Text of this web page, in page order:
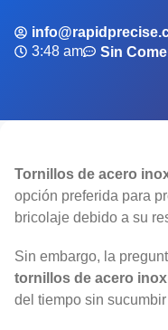
3:48 am
Sin
Tornillos de acero
opción preferida para
bricolaje debido a su
Sin embargo, la
tornillos de acero
del tiempo sin